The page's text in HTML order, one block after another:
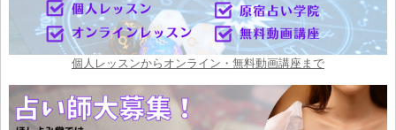
個人レッスンからオンライン・無料動画講座まで